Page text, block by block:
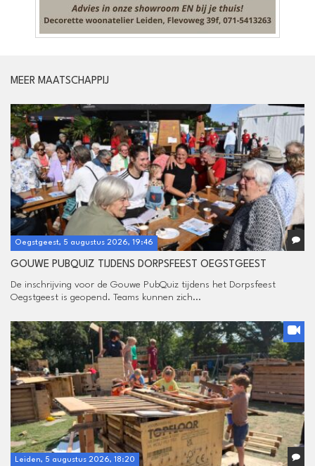
MEER MAATSCHAPPIJ
Oegstgeest, 5 augustus 2026, 19:46
GOUWE PUBQUIZ TIJDENS DORPSFEEST OEGSTGEEST
De inschrijving voor de Gouwe PubQuiz tijdens het Dorpsfeest
Oegstgeest is geopend. Teams kunnen zich...
Leiden, 5 augustus 2026, 18:20